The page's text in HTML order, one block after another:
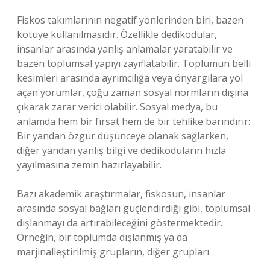
Fiskos takımlarının negatif yönlerinden biri, bazen
kötüye kullanılmasıdır. Özellikle dedikodular,
insanlar arasında yanlış anlamalar yaratabilir ve
bazen toplumsal yapıyı zayıflatabilir. Toplumun belli
kesimleri arasında ayrımcılığa veya önyargılara yol
açan yorumlar, çoğu zaman sosyal normların dışına
çıkarak zarar verici olabilir. Sosyal medya, bu
anlamda hem bir fırsat hem de bir tehlike barındırır:
Bir yandan özgür düşünceye olanak sağlarken,
diğer yandan yanlış bilgi ve dedikoduların hızla
yayılmasına zemin hazırlayabilir.
Bazı akademik araştırmalar, fiskosun, insanlar
arasında sosyal bağları güçlendirdiği gibi, toplumsal
dışlanmayı da artırabileceğini göstermektedir.
Örneğin, bir toplumda dışlanmış ya da
marjinalleştirilmiş grupların, diğer grupları